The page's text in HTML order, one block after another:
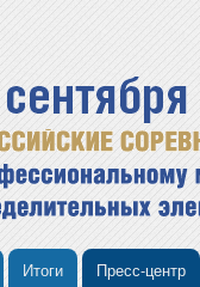
Итоги Пресс-центр